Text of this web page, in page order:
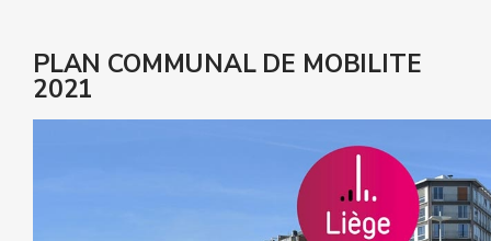
PLAN COMMUNAL DE MOBILITE
2021